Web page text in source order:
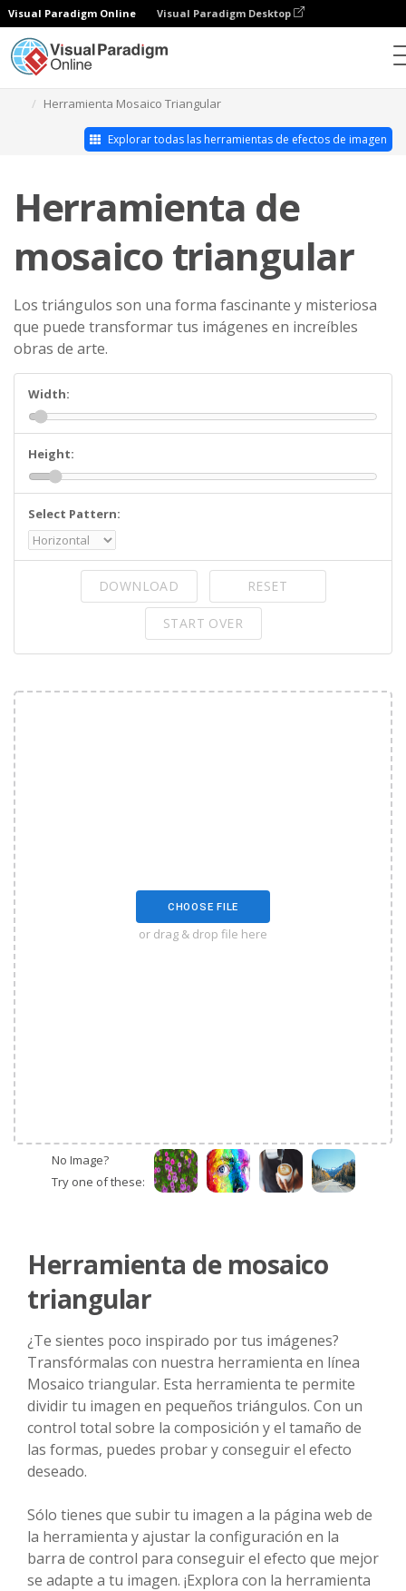
Visual Paradigm Online Visual Paradigm Desktop
Herramienta Mosaico Triangular
Explorar todas las herramientas de efectos de imagen
Herramienta de
mosaico triangular
Los triángulos son una forma fascinante y misteriosa
que puede transformar tus imágenes en increíbles
obras de arte.
Width:
Height:
Select Pattern:
DOWNLOAD RESET
START OVER
CHOOSE FILE
or drag & drop file here
No Image?
Try one of these:
Herramienta de mosaico
triangular
¿Te sientes poco inspirado por tus imágenes?
Transfórmalas con nuestra herramienta en línea
Mosaico triangular. Esta herramienta te permite
dividir tu imagen en pequeños triángulos. Con un
control total sobre la composición y el tamaño de
las formas, puedes probar y conseguir el efecto
deseado.
Sólo tienes que subir tu imagen a la página web de
la herramienta y ajustar la configuración en la
barra de control para conseguir el efecto que mejor
se adapte a tu imagen. ¡Explora con la herramienta